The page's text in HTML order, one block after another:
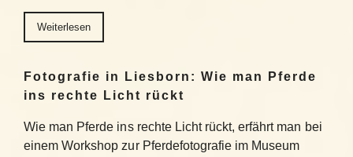
Weiterlesen
Fotografie in Liesborn: Wie man Pferde
ins rechte Licht rückt
Wie man Pferde ins rechte Licht rückt, erfährt man bei
einem Workshop zur Pferdefotografie im Museum